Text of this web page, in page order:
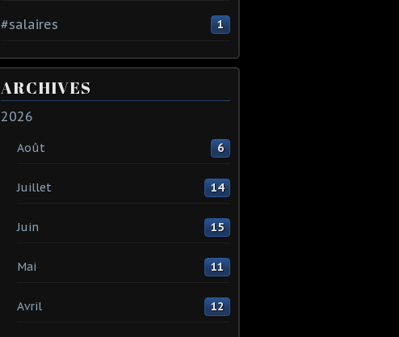
#salaires 1
ARCHIVES
2026
Août 6
Juillet 14
Juin 15
Mai 11
Avril 12